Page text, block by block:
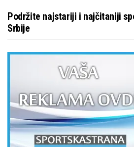
Podržite najstariji i najčitaniji
Srbije